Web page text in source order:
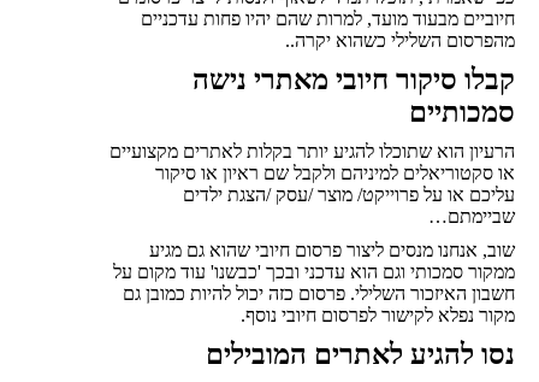
חיוביים מבעוד מועד, למרות שהם יהיו פחות עדכניים
מהפרסום השלילי כשהוא יקרה..
קבלו סיקור חיובי מאתרי נישה
סמכותיים
הרעיון הוא שתוכלו להגיע יותר בקלות לאתרים מקצועיים
או סקטוריאלים למיניהם ולקבל שם ראיון או סיקור
עליכם או על פרוייקט/ מוצר /עסק /הצגת ילדים
שביימתם…
שוב, אנחנו מנסים ליצור פרסום חיובי שהוא גם מגיע
ממקור סמכותי וגם הוא עדכני ובכך 'כבשנו' עוד מקום על
חשבון האיזכור השלילי. פרסום כזה יכול להיות כמובן גם
מקור נפלא לקישור לפרסום חיובי נוסף.
נסו להגיע לאתרים המובילים